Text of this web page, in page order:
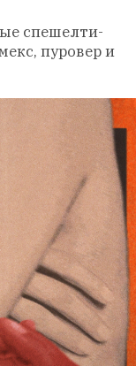
спешелти-
пуровер и